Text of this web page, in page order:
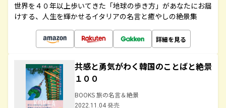
世界を４０年以上歩いてきた「地球の歩き方」があなたにお届
けする、人生を輝かせるイタリアの名言と癒やしの絶景集
詳細を見る
共感と勇気がわく韓国のことばと絶景
１００
BOOKS 旅の名言＆絶景
2022.11.04 発売